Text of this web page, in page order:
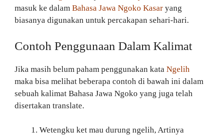
masuk ke dalam Bahasa Jawa Ngoko Kasar yang
biasanya digunakan untuk percakapan sehari-hari.
Contoh Penggunaan Dalam Kalimat
Jika masih belum paham penggunakan kata Ngelih
maka bisa melihat beberapa contoh di bawah ini dalam
sebuah kalimat Bahasa Jawa Ngoko yang juga telah
disertakan translate.
Wetengku ket mau durung ngelih, Artinya